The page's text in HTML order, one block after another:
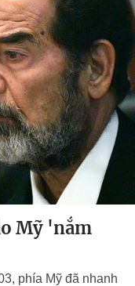
Mỹ 'nắm
phía Mỹ đã nhanh